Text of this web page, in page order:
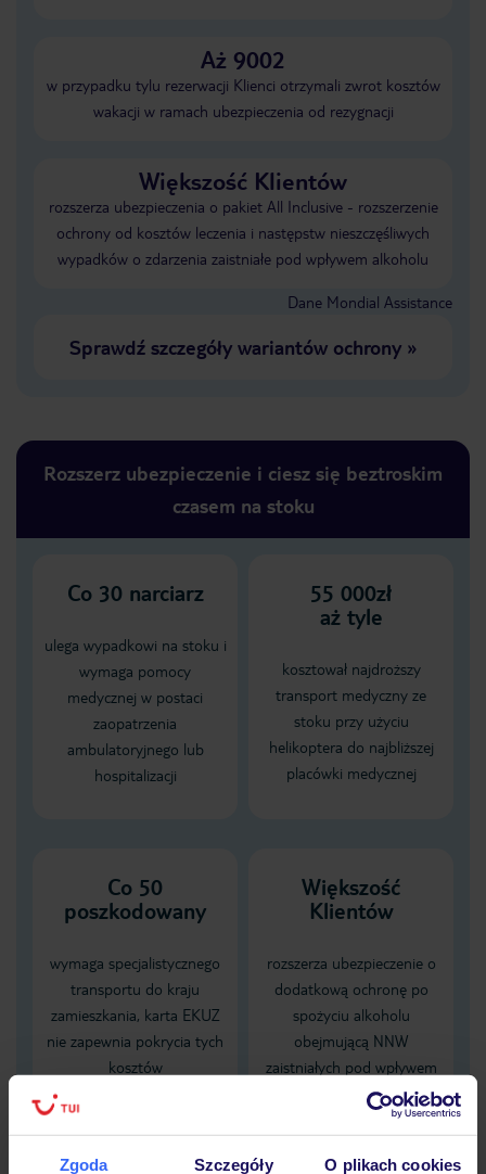
Zgoda Szczegóły O plikach cookies
Aż 9002
w przypadku tylu rezerwacji Klienci otrzymali zwrot kosztów
wakacji w ramach ubezpieczenia od rezygnacji
Większość Klientów
rozszerza ubezpieczenia o pakiet All Inclusive - rozszerzenie
ochrony od kosztów leczenia i następstw nieszczęśliwych
wypadków o zdarzenia zaistniałe pod wpływem alkoholu
Dane Mondial Assistance
Sprawdź szczegóły wariantów ochrony»
Rozszerz ubezpieczenie i ciesz się beztroskim
czasem na stoku
Co 30 narciarz
ulega wypadkowi na stoku i
wymaga pomocy
medycznej w postaci
zaopatrzenia
ambulatoryjnego lub
hospitalizacji
55 000zł
aż tyle
kosztował najdroższy
transport medyczny ze
stoku przy użyciu
helikoptera do najbliższej
placówki medycznej
Co 50
poszkodowany
wymaga specjalistycznego
transportu do kraju
zamieszkania, karta EKUZ
nie zapewnia pokrycia tych
kosztów
Większość
Klientów
rozszerza ubezpieczenie o
dodatkową ochronę po
spożyciu alkoholu
obejmującą NNW
zaistniałych pod wpływem
alkoholu
Dane Mondial Assistance